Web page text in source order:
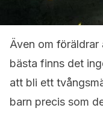
Även om
bästa finns det
att bli ett
barn precis som